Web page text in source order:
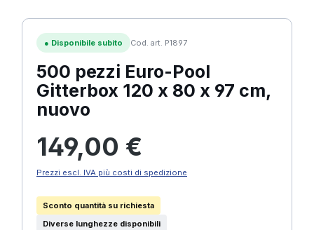
● Disponibile subito Cod. art. P1897
500 pezzi Euro-Pool
Gitterbox 120 x 80 x 97 cm,
nuovo
149,00 €
Prezzi escl. IVA più costi di spedizione
Sconto quantità su richiesta
Diverse lunghezze disponibili